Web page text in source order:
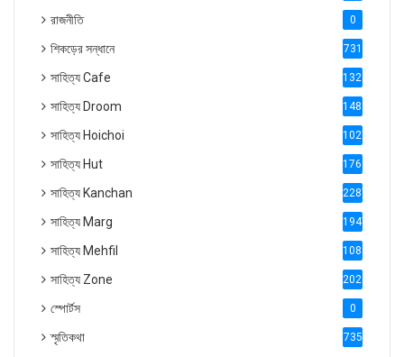
রাজনীতি 0
শিকড়ের সন্ধানে 731
সাহিত্য Cafe 1321
সাহিত্য Droom 1488
সাহিত্য Hoichoi 1027
সাহিত্য Hut 1769
সাহিত্য Kanchan 2287
সাহিত্য Marg 1947
সাহিত্য Mehfil 1088
সাহিত্য Zone 2028
স্পোর্টস 0
স্মৃতিকথা 735